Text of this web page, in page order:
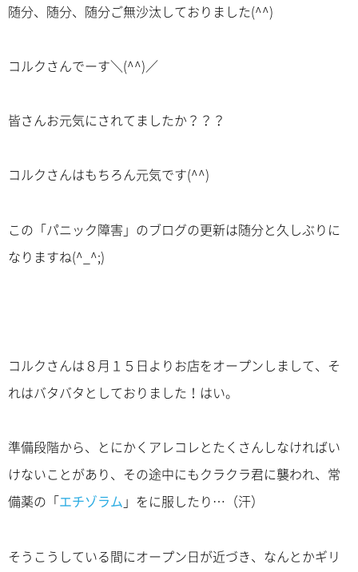
随分、随分、随分ご無沙汰しておりました(^^)
コルクさんでーす＼(^^)／
皆さんお元気にされてましたか？？？
コルクさんはもちろん元気です(^^)
この「パニック障害」のブログの更新は随分と久しぶりに
なりますね(^_^;)
コルクさんは８月１５日よりお店をオープンしまして、そ
れはバタバタとしておりました！はい。
準備段階から、とにかくアレコレとたくさんしなければい
けないことがあり、その途中にもクラクラ君に襲われ、常
備薬の「エチゾラム 」をに服したり…（汗）
そうこうしている間にオープン日が近づき、なんとかギリ